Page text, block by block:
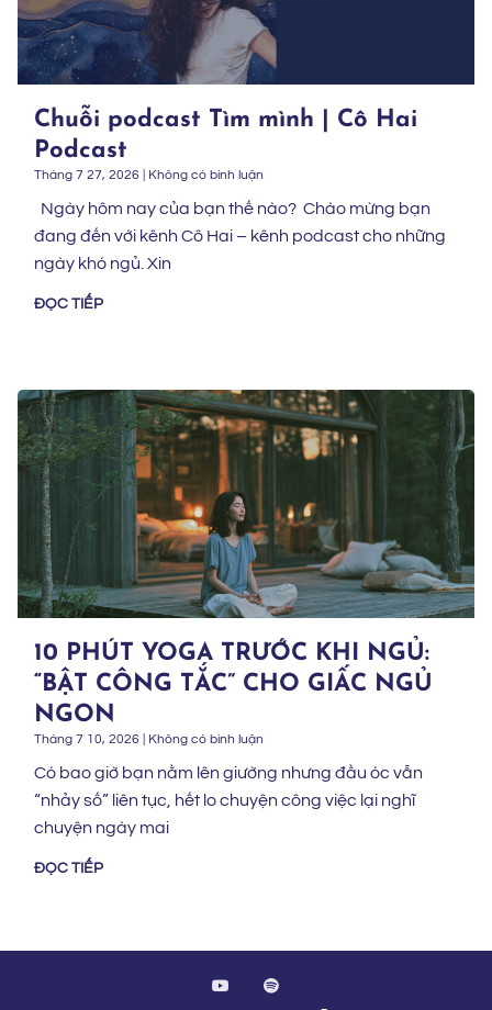
Chuỗi podcast Tìm mình | Cô Hai
Podcast
Tháng 7 27, 2026 Không có bình luận
Ngày hôm nay của bạn thế nào? Chào mừng bạn
đang đến với kênh Cô Hai – kênh podcast cho những
ngày khó ngủ. Xin
ĐỌC TIẾP
10 PHÚT YOGA TRƯỚC KHI NGỦ:
“BẬT CÔNG TẮC” CHO GIẤC NGỦ
NGON
Tháng 7 10, 2026 Không có bình luận
Có bao giờ bạn nằm lên giường nhưng đầu óc vẫn
“nhảy số” liên tục, hết lo chuyện công việc lại nghĩ
chuyện ngày mai
ĐỌC TIẾP